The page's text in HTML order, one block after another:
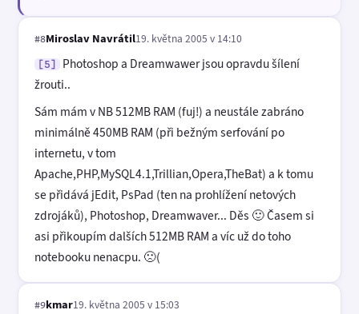
#8Miroslav Navrátil19. května 2005 v 14:10
[5]
Photoshop a Dreamwawer jsou opravdu šílení
žrouti..
Sám mám v NB 512MB RAM (fuj!) a neustále zabráno
minimálně 450MB RAM (při bežným serfování po
internetu, v tom
Apache,PHP,MySQL4.1,Trillian,Opera,TheBat) a k tomu
se přidává jEdit, PsPad (ten na prohlížení netových
zdrojáků), Photoshop, Dreamwaver... Děs 🙂 Časem si
asi přikoupím dalších 512MB RAM a víc už do toho
notebooku nenacpu. 🙁(
#9kmar19. května 2005 v 15:03